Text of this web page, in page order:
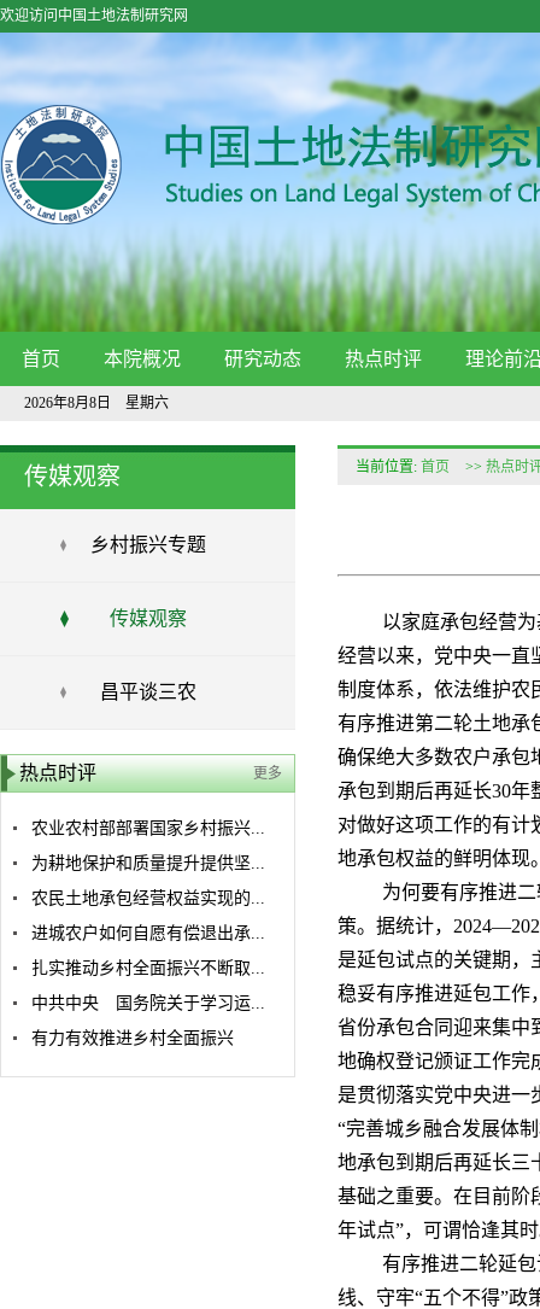
欢迎访问中国土地法制研究网
首页 本院概况 研究动态 热点时评 理论前
2026年8月8日 星期六
传媒观察
乡村振兴专题
传媒观察
昌平谈三农
热点时评 更多
农业农村部部署国家乡村振兴...
为耕地保护和质量提升提供坚...
农民土地承包经营权益实现的...
进城农户如何自愿有偿退出承...
扎实推动乡村全面振兴不断取...
中共中央 国务院关于学习运...
有力有效推进乡村全面振兴
当前位置: 首页 >> 热点时
以家庭承包经营
经营以来，党中央一直
制度体系，依法维护农
有序推进第二轮土地承
确保绝大多数农户承包
承包到期后再延长30
对做好这项工作的有计
地承包权益的鲜明体现
为何要有序推进
策。据统计，
是延包试点的关键期，
稳妥有序推进延包工作
省份承包合同迎来集中
地确权登记颁证工作完
是贯彻落实党中央进一
“完善城乡融合发展体
地承包到期后再延长三
基础之重要。在目前阶
年试点”，可谓恰逢其
有序推进二轮延
线、守牢“五个不得”政